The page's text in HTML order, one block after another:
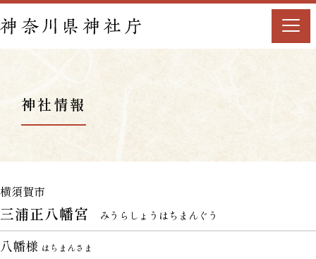
神社情報
横須賀市
三浦正八幡宮 みうらしょうはちまんぐう
八幡様 はちまんさま